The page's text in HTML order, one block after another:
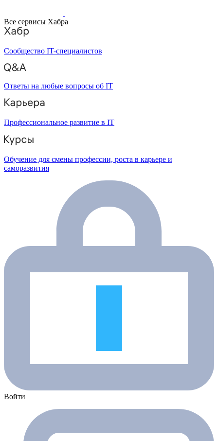
Все сервисы Хабра
Сообщество IT-специалистов
Ответы на любые вопросы об IT
Профессиональное развитие в IT
Обучение для смены профессии, роста в карьере и
саморазвития
Войти